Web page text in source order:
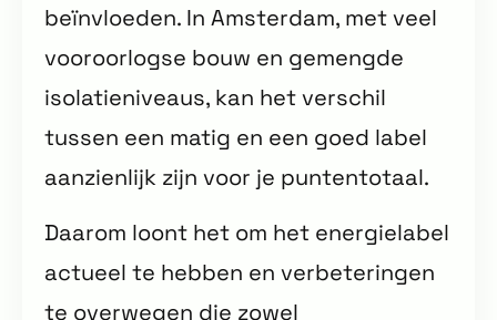
beïnvloeden. In Amsterdam, met veel
vooroorlogse bouw en gemengde
isolatieniveaus, kan het verschil
tussen een matig en een goed label
aanzienlijk zijn voor je puntentotaal.
Daarom loont het om het energielabel
actueel te hebben en verbeteringen
te overwegen die zowel